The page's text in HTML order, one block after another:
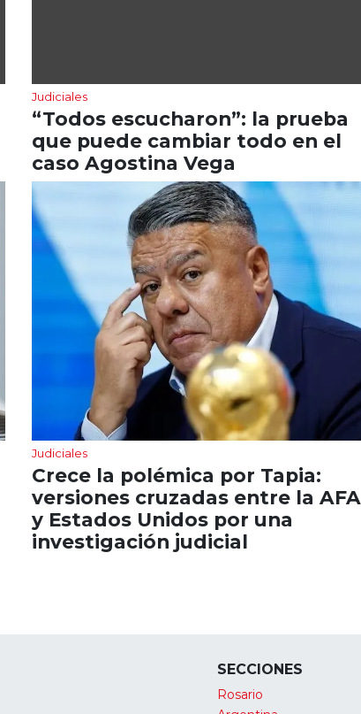
Judiciales
“Todos escucharon”: la prueba
que puede cambiar todo en el
caso Agostina Vega
Judiciales
Crece la polémica por Tapia:
versiones cruzadas entre la AFA
y Estados Unidos por una
investigación judicial
SECCIONES
Rosario